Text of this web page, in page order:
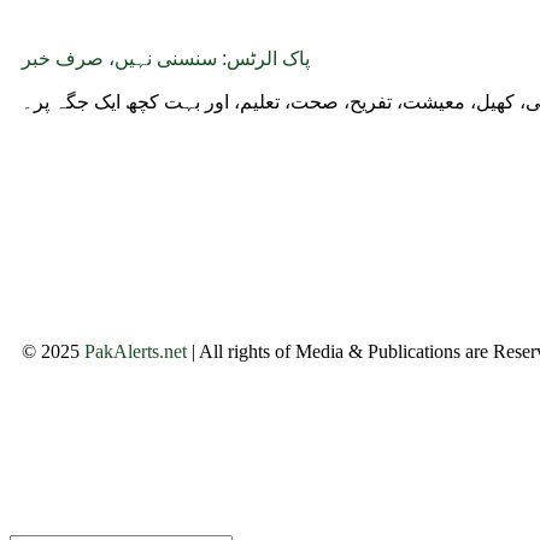
پاک الرٹس: سنسنی نہیں، صرف خبر
کھیل، معیشت، تفریح، صحت، تعلیم، اور بہت کچھ ایک جگہ پر۔
© 2025 PakAlerts.net | All rights of Media & Publications are